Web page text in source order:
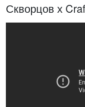
Скворцов х